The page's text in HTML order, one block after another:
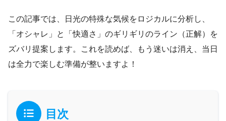
この記事では、日光の特殊な気候をロジカルに分析し、
「オシャレ」と「快適さ」のギリギリのライン（正解）を
ズバリ提案します。これを読めば、もう迷いは消え、当日
は全力で楽しむ準備が整いますよ！
目次